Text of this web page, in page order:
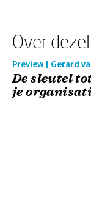
Over
Preview | Gerard
De sleutel
je